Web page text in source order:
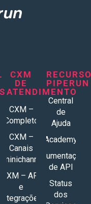
CXM
DE
ATENDIMENTO
CXM –
Completo
CXM –
Canais
Ominichannel
CXM – API
e
Integrações
PIPERUN
Central
de
Ajuda
Academy
Documentações
de API
Status
dos